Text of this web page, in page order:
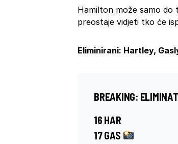
Hamilton može samo do
preostaje vidjeti tko će
Eliminirani: Hartley,
BREAKING:
16 HAR
17 GAS